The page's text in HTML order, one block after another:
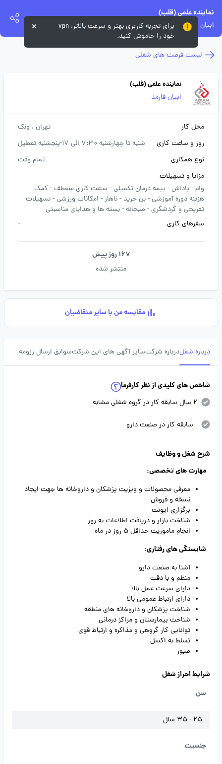
نماینده علمی (قلب)
ابیان فارمد
لیست فرصت های شغلی
نماینده علمی (قلب)
ابیان فارمد
محل کار تهران ، ونک
روز و ساعت کاری
شنبه تا چهارشنبه 7:30 الی 17-پنجشنبه تعطیل
نوع همکاری
تمام وقت
مزایا و تسهیلات
وام -پاداش - بیمه درمان تکمیلی - ساعت کاری منعطف - کمک
هزینه دوره آموزشی -بن خرید -ناهار - امکانات ورزشی -تسهیلات
تفریحی و گردشگری - صبحانه -بسته ها و هدایای مناسبتی
سفرهای کاری
-
167 روز پیش
منتشر شده
مقایسه من با سایر متقاضیان
درباره شغلدرباره شرکتسایر آگهی های این شرکتسوابق ارسال رزومه
شاخص های کلیدی از نظر کارفرما
2 سال سابقه کار در گروه شغلی مشابه
سابقه کار در صنعت دارو
شرح شغل و وظایف
مهارت های تخصصی:
معرفی محصولات و ویزیت پزشکان و داروخانه ها جهت ایجاد
نسخه و فروش
برگزاری ایونت
شناخت بازار و دریافت اطلاعات به روز
انجام ماموریت حداقل 5 روز در ماه
شایستگی های رفتاری:
آشنا به صنعت دارو
منظم و با دقت
دارای سرعت عمل بالا
دارای ارتباط عمومی بالا
شناخت پزشکان و داروخانه های منطقه
شناخت بیمارستان و مراکز درمانی
توانایی کار گروهی و مذاکره و ارتباط قوی
تسلط به اکسل
صبور
شرایط احراز شغل
سن
25 - 35 سال
جنسیت
برای تجربه کاربری بهتر و سرعت بالاتر، vpn
خود را خاموش کنید.